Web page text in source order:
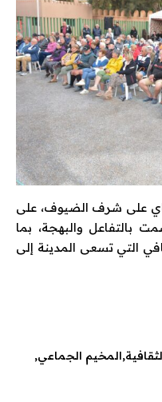
على شرف الضيوف، على
بالتفاعل والبهجة، بما
التي تسعى المدينة إلى
المخيم الجماعي